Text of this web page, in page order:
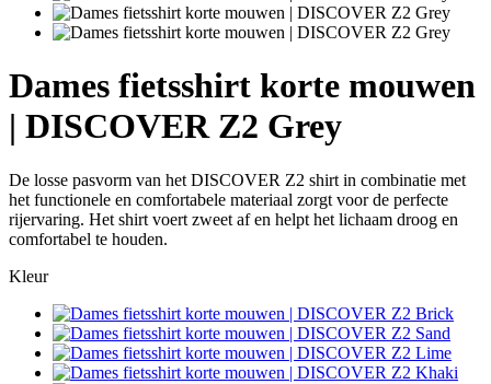
Dames fietsshirt korte mouwen
| DISCOVER Z2 Grey
De losse pasvorm van het DISCOVER Z2 shirt in combinatie met
het functionele en comfortabele materiaal zorgt voor de perfecte
rijervaring. Het shirt voert zweet af en helpt het lichaam droog en
comfortabel te houden.
Kleur